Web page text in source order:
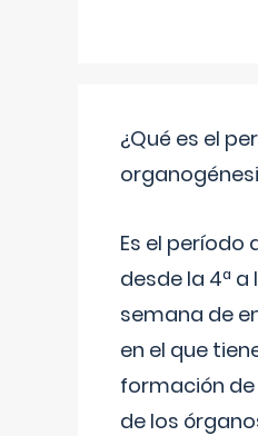
¿Qué es el
Es el período
desde la 4ª a
semana de
en el que
formación
de los